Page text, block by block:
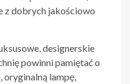
z dobrych jakościowo
designerskie
powinni pamiętać o
oryginalną lampę,